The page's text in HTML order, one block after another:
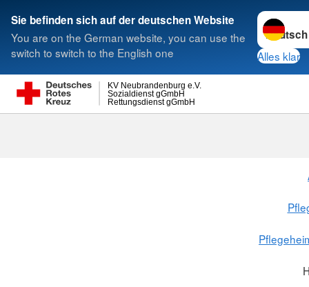
Sie befinden sich auf der deutschen Website
You are on the German website, you can use the
switch to switch to the English one
Sprache
Alles klar
Rettungsdienst gGmbH
Sozialdienst gGmbH
KV Neubrandenburg e.V.
Suche